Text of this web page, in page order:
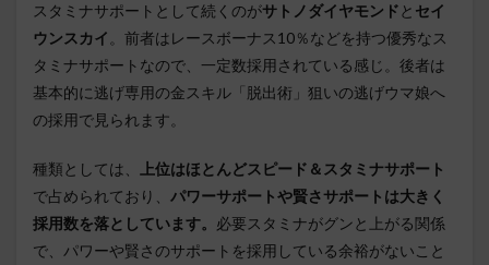
スタミナサポートとして続くのがサトノダイヤモンドと セイ
ウンスカイ 。前者はレースボーナス10％などを持つ優秀なス
タミナサポートなので、一定数採用されている感じ。後者は
基本的に逃げ専用の金スキル「脱出術」狙いの逃げウマ娘へ
の採用で見られます。
種類としては、
上位はほとんどスピード＆スタミナサポート
で占められており、 パワーサポートや賢さサポートは大きく
採用数を落としています。 必要スタミナがグンと上がる関係
で、パワーや賢さのサポートを採用している余裕がないこと